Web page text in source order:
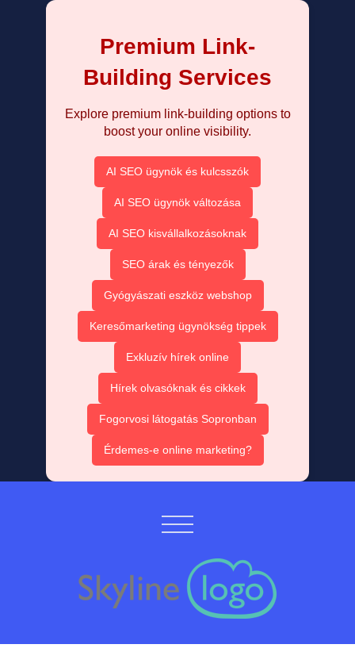
Premium Link-
Building Services
Explore premium link-building options to
boost your online visibility.
AI SEO ügynök és kulcsszók
AI SEO ügynök változása
AI SEO kisvállalkozásoknak
SEO árak és tényezők
Gyógyászati eszköz webshop
Keresőmarketing ügynökség tippek
Exkluzív hírek online
Hírek olvasóknak és cikkek
Fogorvosi látogatás Sopronban
Érdemes-e online marketing?